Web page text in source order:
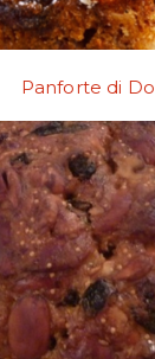
Panforte di